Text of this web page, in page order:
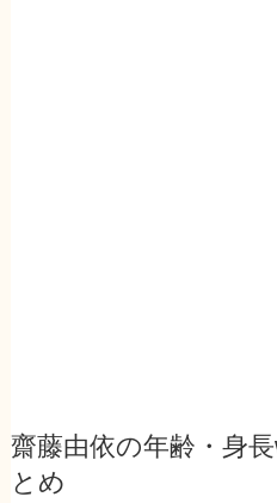
齋藤由依の年齢・身
とめ